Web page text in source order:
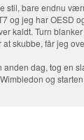
stil, bare endnu
og jeg har OESD
kaldt. Turn
at skubbe, får jeg
anden dag, tog en
og